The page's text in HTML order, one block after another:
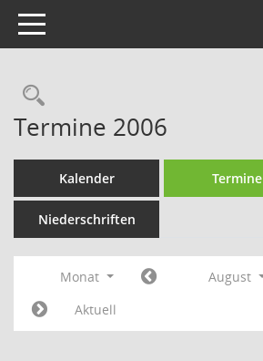
Toggle navigation
Rechercheauswahl
Termine 2006
Kalender Termine
Niederschriften
Monat August
Aktuell